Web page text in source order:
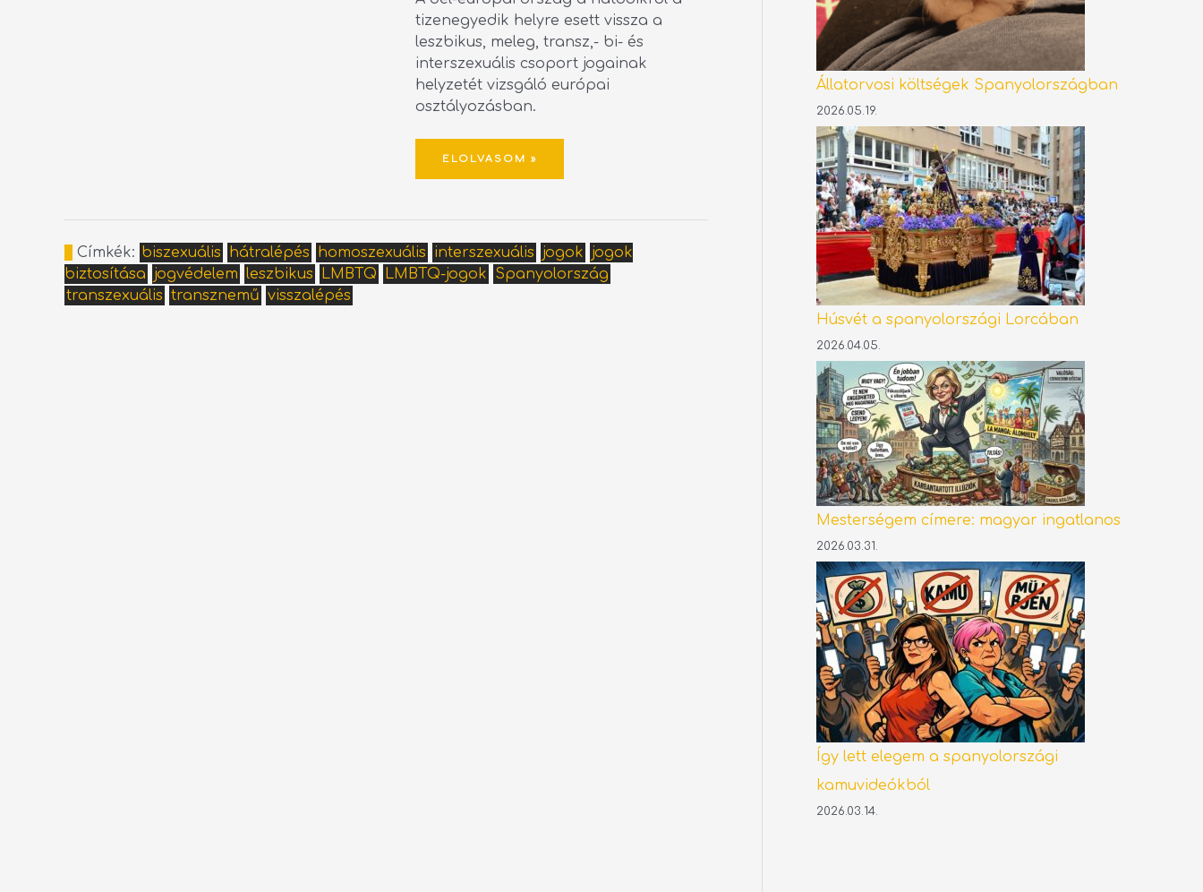
tizenegyedik helyre esett vissza a
leszbikus, meleg, transz,- bi- és
interszexuális csoport jogainak
helyzetét vizsgáló európai
osztályozásban.
ELOLVASOM »
Címkék: biszexuális hátralépés homoszexuális interszexuális jogok
jogok
biztosítása
jogvédelem leszbikus LMBTQ LMBTQ-jogok
Spanyolország
transzexuális transznemű visszalépés
Állatorvosi költségek Spanyolországban
2026.05.19.
Húsvét a spanyolországi Lorcában
2026.04.05.
Mesterségem címere: magyar ingatlanos
2026.03.31.
Így lett elegem a spanyolországi
kamuvideókból
2026.03.14.